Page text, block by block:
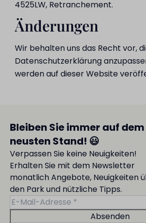
4525LW, Retranchement.
Änderungen
Wir behalten uns das Recht vor,
Datenschutzerklärung
werden auf dieser Website
Bleiben Sie immer auf dem
neusten Stand! 😃
Verpassen Sie keine Neuigkeiten!
Erhalten Sie mit dem Newsletter
monatlich Angebote, Neuigkeiten
den Park und nützliche Tipps.
Absenden